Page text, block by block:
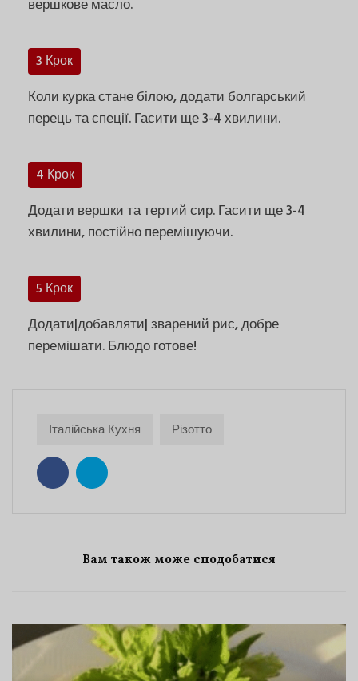
вершкове масло.
3 Крок
Коли курка стане білою, додати болгарський
перець та спеції. Гасити ще 3-4 хвилини.
4 Крок
Додати вершки та тертий сир. Гасити ще 3-4
хвилини, постійно перемішуючи.
5 Крок
Додати|добавляти| зварений рис, добре
перемішати. Блюдо готове!
Італійська Кухня Різотто
Вам також може сподобатися